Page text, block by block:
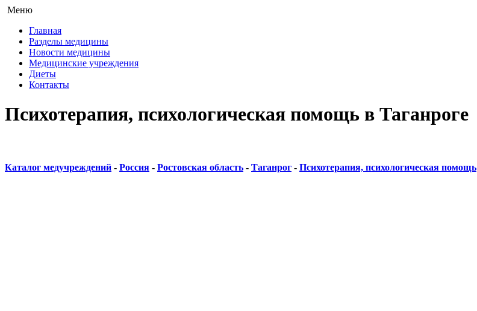
Меню
Главная
Разделы медицины
Новости медицины
Медицинские учреждения
Диеты
Контакты
Психотерапия, психологическая помощь в Таганроге
Каталог медучреждений - Россия - Ростовская область - Таганрог - Психотерапия, психологическая помощь